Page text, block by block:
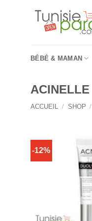
BÉBÉ & MAMAN
ACINELLE
ACCUEIL / SHOP /
-12%